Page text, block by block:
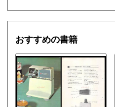
おすすめの書籍